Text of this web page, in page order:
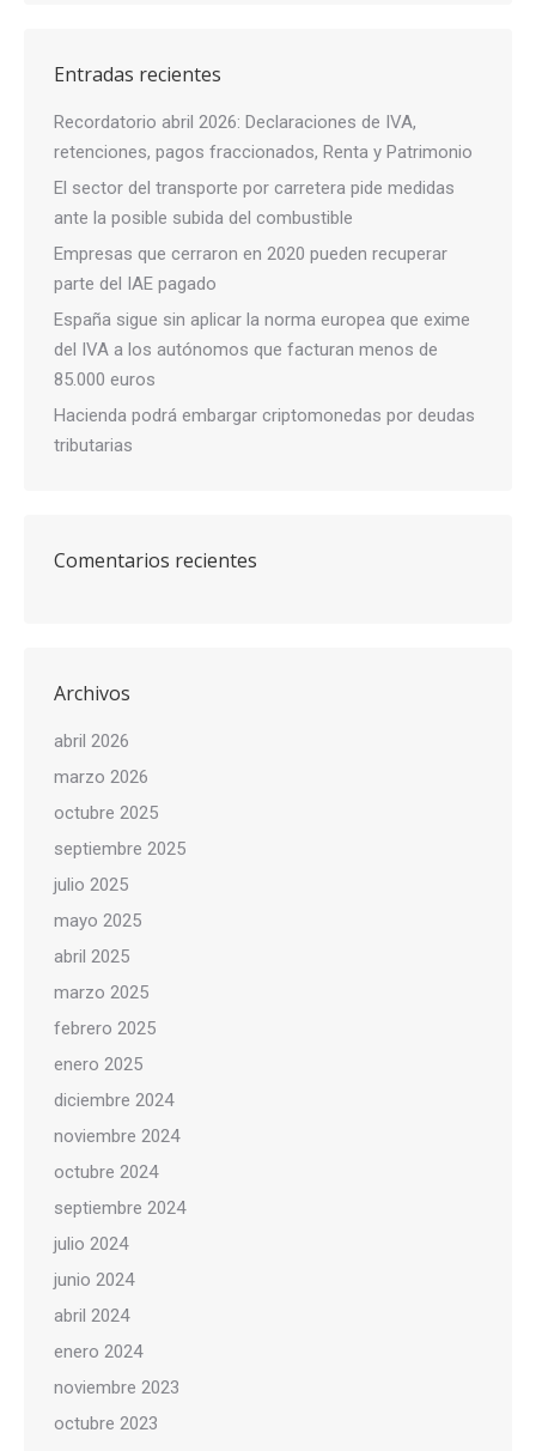
Entradas recientes
Recordatorio abril 2026: Declaraciones de IVA,
retenciones, pagos fraccionados, Renta y Patrimonio
El sector del transporte por carretera pide medidas
ante la posible subida del combustible
Empresas que cerraron en 2020 pueden recuperar
parte del IAE pagado
España sigue sin aplicar la norma europea que exime
del IVA a los autónomos que facturan menos de
85.000 euros
Hacienda podrá embargar criptomonedas por deudas
tributarias
Comentarios recientes
Archivos
abril 2026
marzo 2026
octubre 2025
septiembre 2025
julio 2025
mayo 2025
abril 2025
marzo 2025
febrero 2025
enero 2025
diciembre 2024
noviembre 2024
octubre 2024
septiembre 2024
julio 2024
junio 2024
abril 2024
enero 2024
noviembre 2023
octubre 2023